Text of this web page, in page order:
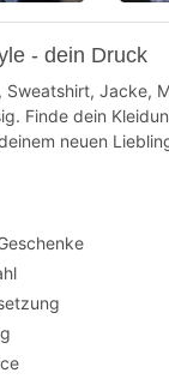
- dein Druck
Sweatshirt, Jacke,
Finde dein
neuen